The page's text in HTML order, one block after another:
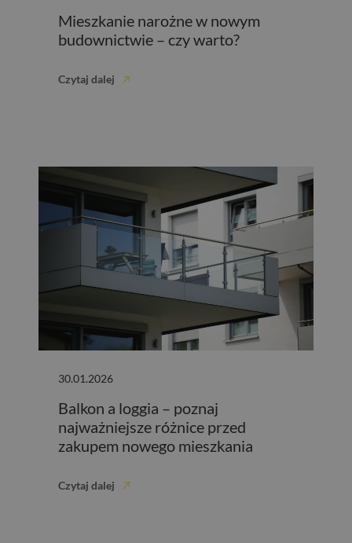
Mieszkanie narożne w nowym
budownictwie – czy warto?
Czytaj dalej
30.01.2026
Balkon a loggia – poznaj
najważniejsze różnice przed
zakupem nowego mieszkania
Czytaj dalej